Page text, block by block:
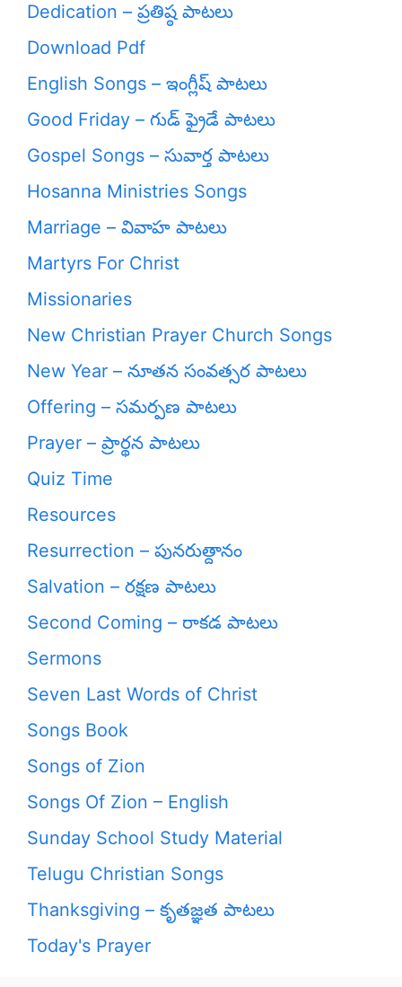
Dedication – ప్రతిష్ఠ పాటలు
Download Pdf
English Songs – ఇంగ్లీష్ పాటలు
Good Friday – గుడ్ ఫ్రైడే పాటలు
Gospel Songs – సువార్త పాటలు
Hosanna Ministries Songs
Marriage – వివాహ పాటలు
Martyrs For Christ
Missionaries
New Christian Prayer Church Songs
New Year – నూతన సంవత్సర పాటలు
Offering – సమర్పణ పాటలు
Prayer – ప్రార్థన పాటలు
Quiz Time
Resources
Resurrection – పునరుత్దానం
Salvation – రక్షణ పాటలు
Second Coming – రాకడ పాటలు
Sermons
Seven Last Words of Christ
Songs Book
Songs of Zion
Songs Of Zion – English
Sunday School Study Material
Telugu Christian Songs
Thanksgiving – కృతజ్ఞత పాటలు
Today's Prayer